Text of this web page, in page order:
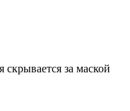
за маской